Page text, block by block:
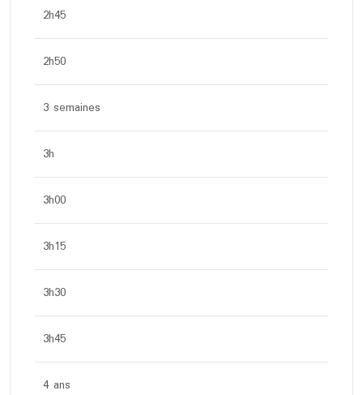
2h45
2h50
3 semaines
3h
3h00
3h15
3h30
3h45
4 ans